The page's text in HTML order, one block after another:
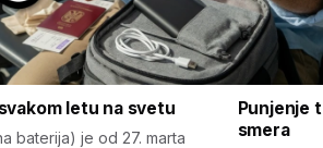
letu na svetu
baterija) je od 27. marta
Punjenje
smera